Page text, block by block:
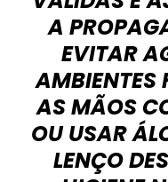
A
EVITAR
AMBIENTES
AS MÃOS
OU USAR
LENÇO